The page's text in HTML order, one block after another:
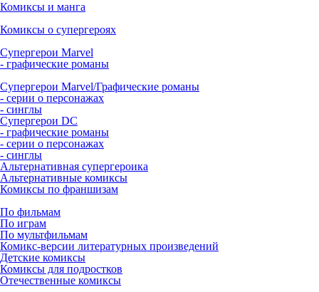
Комиксы и манга
Комиксы о супергероях
Супергерои Marvel
- графические романы
Супергерои Marvel/Графические романы
- серии о персонажах
- синглы
Супергерои DC
- графические романы
- серии о персонажах
- синглы
Альтернативная супергероика
Альтернативные комиксы
Комиксы по франшизам
По фильмам
По играм
По мультфильмам
Комикс-версии литературных произведений
Детские комиксы
Комиксы для подростков
Отечественные комиксы